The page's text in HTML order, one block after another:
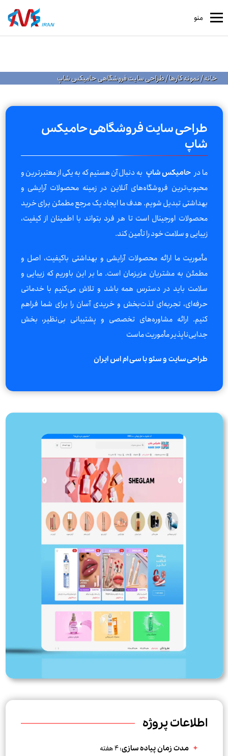
منو
خانه/نمونه کارها/طراحی سایت فروشگاهی حامیکس شاپ
طراحی سایت فروشگاهی حامیکس
شاپ
ما در حامیکس شاپ به دنبال آن هستیم که به یکی از معتبرترین و
محبوب‌ترین فروشگاه‌های آنلاین در زمینه محصولات آرایشی و
بهداشتی تبدیل شویم. هدف ما ایجاد یک مرجع مطمئن برای خرید
محصولات اورجینال است تا هر فرد بتواند با اطمینان از کیفیت،
زیبایی و سلامت خود را تأمین کند.
مأموریت ما ارائه محصولات آرایشی و بهداشتی باکیفیت، اصل و
مطمئن به مشتریان عزیزمان است. ما بر این باوریم که زیبایی و
سلامت باید در دسترس همه باشد و تلاش می‌کنیم با خدماتی
حرفه‌ای، تجربه‌ای لذت‌بخش و خریدی آسان را برای شما فراهم
کنیم. ارائه مشاوره‌های تخصصی و پشتیبانی بی‌نظیر، بخش
جدایی‌ناپذیر مأموریت ماست
طراحی سایت و سئو با سی ام اس ایران
اطلاعات پروژه
مدت زمان پیاده سازی: 4 هفته